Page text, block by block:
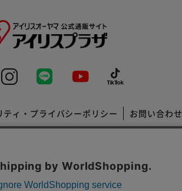
ティ・プライバシーポリシー お問い合わせ